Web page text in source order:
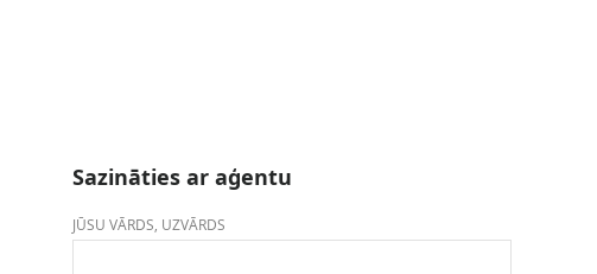
Sazināties ar aģentu
JŪSU VĀRDS, UZVĀRDS